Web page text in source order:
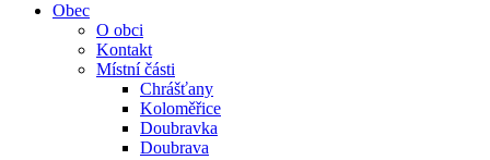
Obec
O obci
Kontakt
Místní části
Chrášťany
Koloměřice
Doubravka
Doubrava